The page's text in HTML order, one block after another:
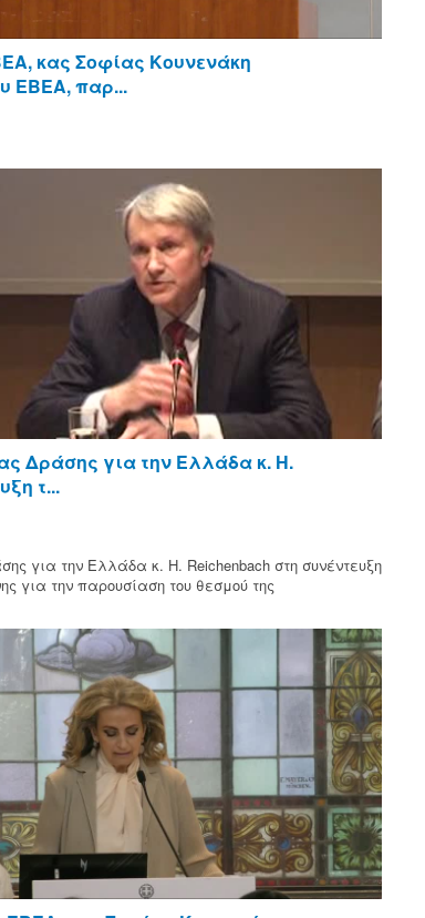
κας Σοφίας Κουνενάκη
ΕΒΕΑ, παρ...
Δράσης για την Ελλάδα κ. H.
τ...
για την Ελλάδα κ. H. Reichenbach στη συνέντευξη
για την παρουσίαση του θεσμού της